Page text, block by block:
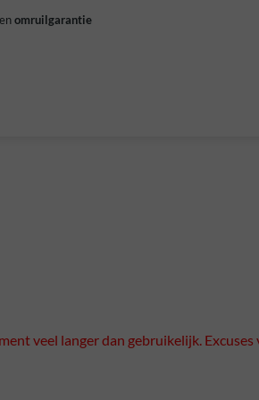
omruilgarantie
veel langer dan gebruikelijk. Excuses